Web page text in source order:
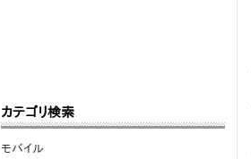
カテゴリ検索
モバイル